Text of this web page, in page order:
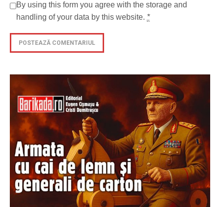
By using this form you agree with the storage and
handling of your data by this website. *